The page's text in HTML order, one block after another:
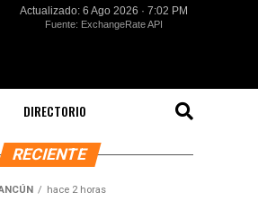
Actualizado: 6 Ago 2026 · 7:02 PM
Fuente: ExchangeRate API
DIRECTORIO
RECIENTE
hace 2 horas